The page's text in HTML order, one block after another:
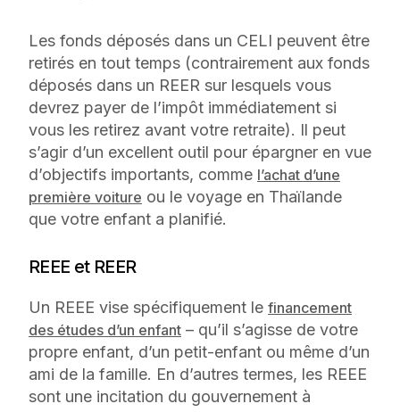
Les fonds déposés dans un CELI peuvent être
retirés en tout temps (contrairement aux fonds
déposés dans un REER sur lesquels vous
devrez payer de l’impôt immédiatement si
vous les retirez avant votre retraite). Il peut
s’agir d’un excellent outil pour épargner en vue
d’objectifs importants, comme l’achat d’une
première voiture ou le voyage en Thaïlande
que votre enfant a planifié.
REEE et REER
Un REEE vise spécifiquement le financement
des études d’un enfant – qu’il s’agisse de votre
propre enfant, d’un petit-enfant ou même d’un
ami de la famille. En d’autres termes, les REEE
sont une incitation du gouvernement à